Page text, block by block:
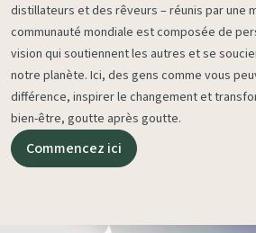
distillateurs et des rêveurs – réunis par une
communauté mondiale est composée de
vision qui soutiennent les autres et se
notre planète. Ici, des gens comme vous
différence, inspirer le changement et
bien-être, goutte après goutte.
Commencez ici